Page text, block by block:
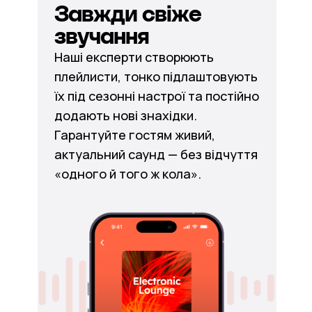
Завжди свіже
звучання
Наші експерти створюють
плейлисти, тонко підлаштовують
їх під сезонні настрої та постійно
додають нові знахідки.
Гарантуйте гостям живий,
актуальний саунд — без відчуття
«одного й того ж кола».